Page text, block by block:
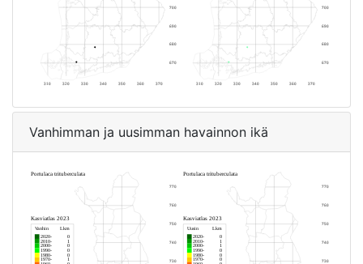
Vanhimman ja uusimman havainnon ikä